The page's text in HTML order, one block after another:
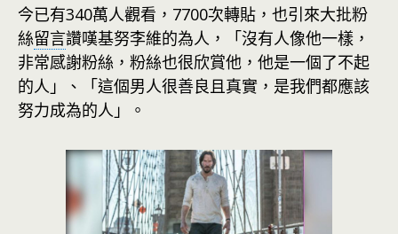
今已有340萬人觀看，7700次轉貼，也引來大批粉
絲留言讚嘆基努李維的為人，「沒有人像他一樣，
非常感謝粉絲，粉絲也很欣賞他，他是一個了不起
的人」、「這個男人很善良且真實，是我們都應該
努力成為的人」。